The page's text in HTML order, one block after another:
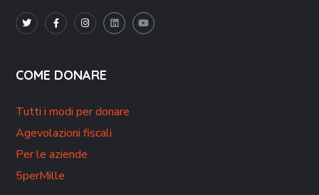
COME DONARE
Tutti i modi per donare
Agevolazioni fiscali
Per le aziende
5perMille